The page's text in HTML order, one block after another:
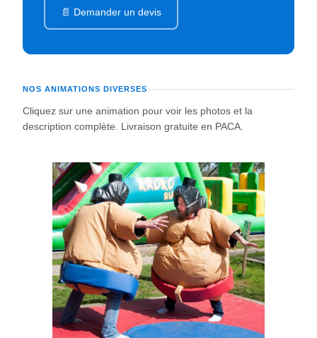
📄 Demander un devis
NOS ANIMATIONS DIVERSES
Cliquez sur une animation pour voir les photos et la
description complète. Livraison gratuite en PACA.